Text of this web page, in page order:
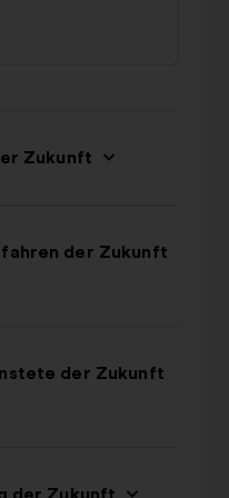
Zukunft
der Zukunft
der Zukunft